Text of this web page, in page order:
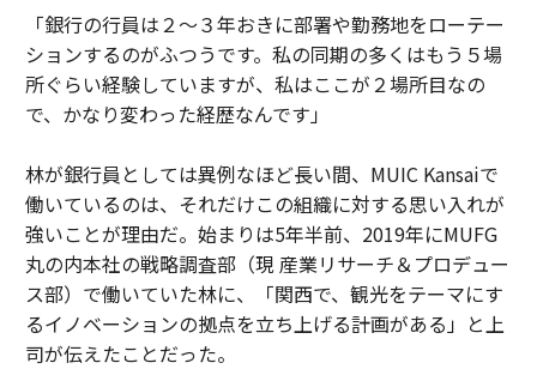
「銀行の行員は２〜３年おきに部署や勤務地をローテー
ションするのがふつうです。私の同期の多くはもう５場
所ぐらい経験していますが、私はここが２場所目なの
で、かなり変わった経歴なんです」
林が銀行員としては異例なほど長い間、MUIC Kansaiで
働いているのは、それだけこの組織に対する思い入れが
強いことが理由だ。始まりは5年半前、2019年にMUFG
丸の内本社の戦略調査部（現 産業リサーチ＆プロデュー
ス部）で働いていた林に、「関西で、観光をテーマにす
るイノベーションの拠点を立ち上げる計画がある」と上
司が伝えたことだった。